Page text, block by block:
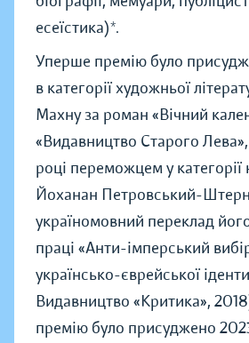
есеїстика)*.
Уперше премію було
в категорії художньої
Махну за роман «Вічний
«Видавництво Старого
році переможцем у
Йоханан Петровський-
україномовний переклад
праці «Анти-імперський
українсько-єврейської
Видавництво «Критика»,
премію було присуджено